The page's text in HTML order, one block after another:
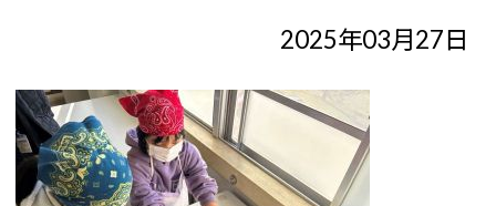
2025年03月27日